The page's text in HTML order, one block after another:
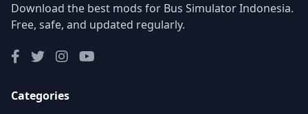
Download the best mods for Bus Simulator Indonesia.
Free, safe, and updated regularly.
Categories